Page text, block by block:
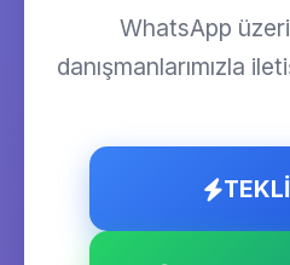
WhatsApp
danışmanlarımızla